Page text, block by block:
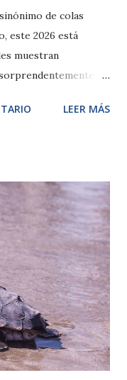
de colas
este 2026 está
muestran
la ocupación
registran más
. Posibles causas
optan por
con eventos
económicos: la
alta
Competencia
o Europa Park
Política de
LEER MÁS